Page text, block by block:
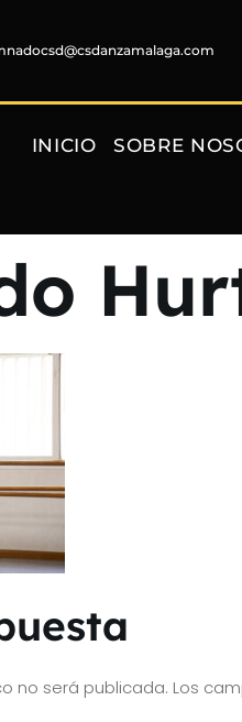
INICIO SOBRE
no será publicada. Los